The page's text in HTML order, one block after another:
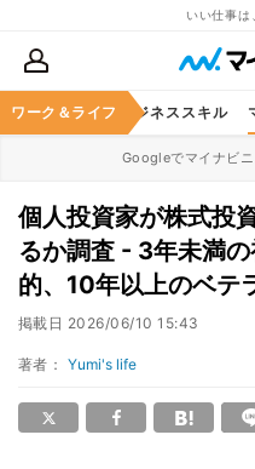
いい仕事は
ワーク＆ライフ
キャリア ビジネススキル
Googleでマイナビ
個人投資家が株式投
るか調査 - 3年未満
的、10年以上のベテ
掲載日 2026/06/10 15:43
著者： Yumi's life